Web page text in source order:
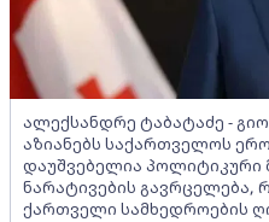
ალექსანდრე ტაბატაძე -
აზიანებს საქართველოს
დაუშვებელია პოლიტიკური
ნარატივების გავრცელება,
ქართველი სამხედროების